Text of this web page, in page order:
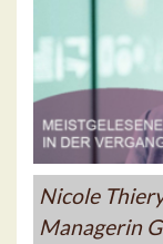
Nicole
Managerin